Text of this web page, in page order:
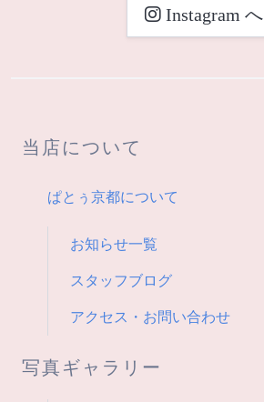
ョ
ン
Instagram へ
当店について
ぱとぅ京都について
お知らせ一覧
スタッフブログ
アクセス・お問い合わせ
写真ギャラリー